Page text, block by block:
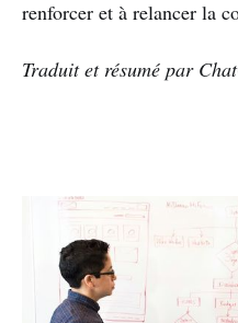
renforcer et à relancer la
Traduit et résumé par